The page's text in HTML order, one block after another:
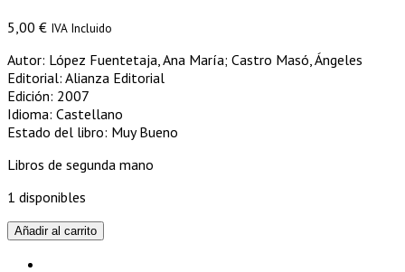
5,00 € IVA Incluido
Autor: López Fuentetaja, Ana María; Castro Masó, Ángeles
Editorial: Alianza Editorial
Edición: 2007
Idioma: Castellano
Estado del libro: Muy Bueno
Libros de segunda mano
1 disponibles
Adolescencia:
Límites
imprecisos
Añadir al carrito